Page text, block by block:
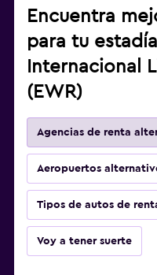
Encuentra
para tu
Internacional
(EWR)
Agencias de renta
Aeropuertos
Tipos de autos de
Voy a tener suerte